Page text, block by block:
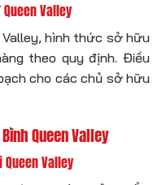
Valley
hình thức sở hữu
theo quy định. Điều
cho các chủ sở hữu
Queen Valley
Valley